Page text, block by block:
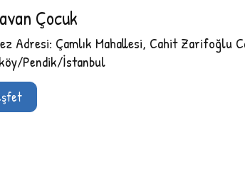
Çocuk
Adresi: Çamlık Mahallesi, Cahit Zarifoğlu
Pendik/İstanbul